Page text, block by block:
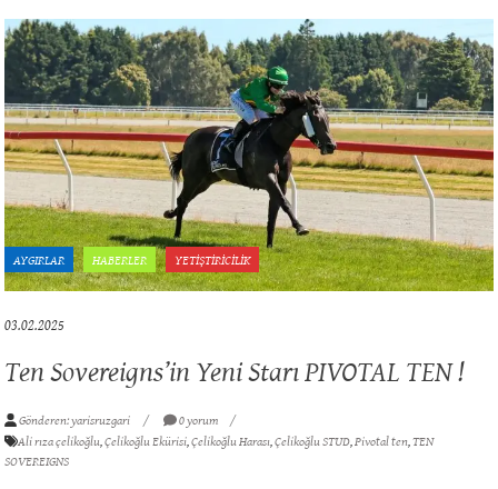
AYGIRLAR HABERLER YETİŞTİRİCİLİK
03.02.2025
Ten Sovereigns’in Yeni Starı PIVOTAL TEN !
Gönderen: yarisruzgari
0 yorum
Ali rıza çelikoğlu,Çelikoğlu Ekürisi,Çelikoğlu Harası,Çelikoğlu STUD,Pivotal ten,TEN
SOVEREIGNS